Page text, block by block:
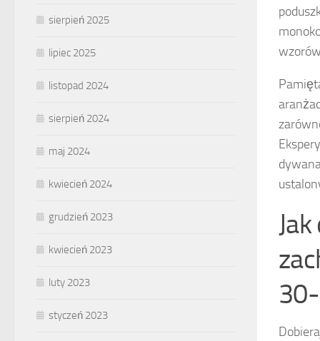
sierpień 2025
lipiec 2025
listopad 2024
sierpień 2024
maj 2024
kwiecień 2024
grudzień 2023
kwiecień 2023
luty 2023
styczeń 2023